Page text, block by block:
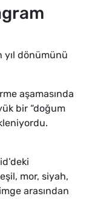
yıl dönümünü
aşamasında
bir “doğum
mor, siyah,
arasından